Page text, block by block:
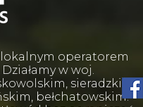
lokalnym operatorem
w woj.
sieradzkim,
bełchatowskim.